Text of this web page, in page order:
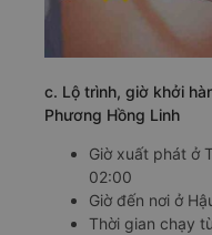
c. Lộ trình, giờ khởi
Phương Hồng Linh
Giờ xuất phát ở
02:00
Giờ đến nơi ở
Thời gian chạy